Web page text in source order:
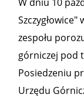
zespołu
górniczej pod
Posiedzeniu
Urzędu